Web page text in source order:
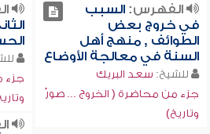
الفهرس:السبب
في خروج بعض
الطوائف , منهج أهل
السنة في معالجة الأوضاع
للشيخ: سعد البريك
جزء من محاضرة ( الخروج ... صورٌ
وتاريخ)
جزء